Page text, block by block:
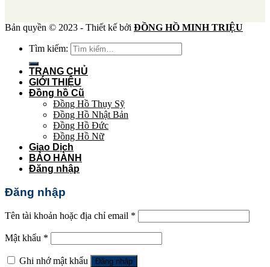
Bản quyền © 2023 - Thiết kế bởi ĐỒNG HỒ MINH TRIỆU
Tìm kiếm:
TRANG CHỦ
GIỚI THIỆU
Đồng hồ Cũ
Đồng Hồ Thụy Sỹ
Đồng Hồ Nhật Bản
Đồng Hồ Đức
Đồng Hồ Nữ
Giao Dịch
BẢO HÀNH
Đăng nhập
Đăng nhập
Tên tài khoản hoặc địa chỉ email *
Mật khẩu *
Ghi nhớ mật khẩu Đăng nhập